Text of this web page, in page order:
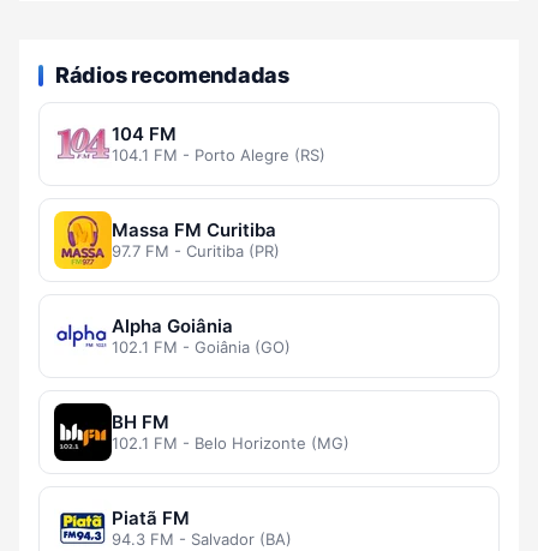
Rádios recomendadas
104 FM
104.1 FM - Porto Alegre (RS)
Massa FM Curitiba
97.7 FM - Curitiba (PR)
Alpha Goiânia
102.1 FM - Goiânia (GO)
BH FM
102.1 FM - Belo Horizonte (MG)
Piatã FM
94.3 FM - Salvador (BA)